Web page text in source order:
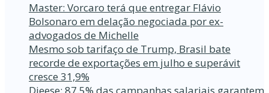
Master: Vorcaro terá que entregar Flávio
Bolsonaro em delação negociada por ex-
advogados de Michelle
Mesmo sob tarifaço de Trump, Brasil bate
recorde de exportações em julho e superávit
cresce 31,9%